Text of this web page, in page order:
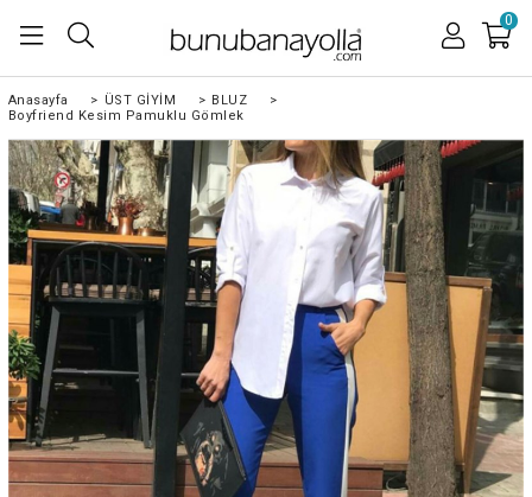
0
Anasayfa > ÜST GİYİM > BLUZ
>
Boyfriend Kesim Pamuklu Gömlek